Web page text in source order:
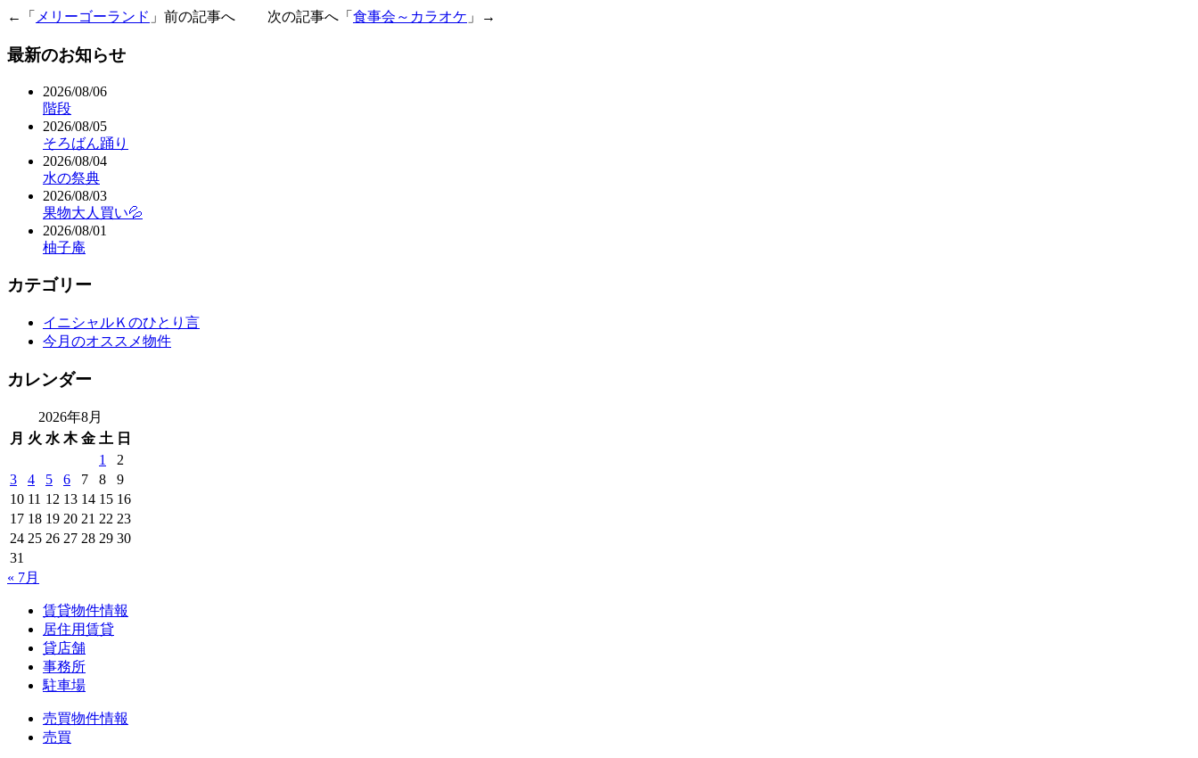
←「 メリーゴーランド 」前の記事へ 次の記事へ「 食事会～カラオケ 」→
最新のお知らせ
2026/08/06
階段
2026/08/05
そろばん踊り
2026/08/04
水の祭典
2026/08/03
果物大人買い💦
2026/08/01
柚子庵
カテゴリー
イニシャルＫのひとり言
今月のオススメ物件
カレンダー
2026年8月
月 火 水 木 金 土 日
1
2
3
4 5 6 7 8
9
10 11 12 13 14 15 16
17 18 19 20 21 22 23
24 25 26 27 28 29 30
31
« 7月
賃貸物件情報
居住用賃貸
貸店舗
事務所
駐車場
売買物件情報
売買